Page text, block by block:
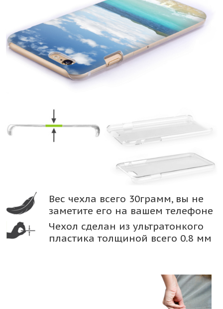
Вес чехла всего 30грамм, вы не
заметите его на вашем телефоне
Чехол сделан из ультратонкого
пластика толщиной всего 0.8 мм